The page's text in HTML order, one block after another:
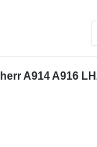
A914 A916